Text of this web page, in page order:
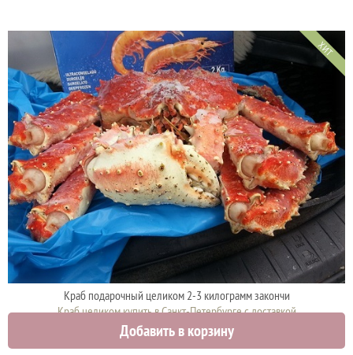
ХИТ
Краб подарочный целиком 2-3 килограмм закончи
Краб целиком купить в Санкт-Петербурге с доставкой
5000 руб.
Добавить в корзину